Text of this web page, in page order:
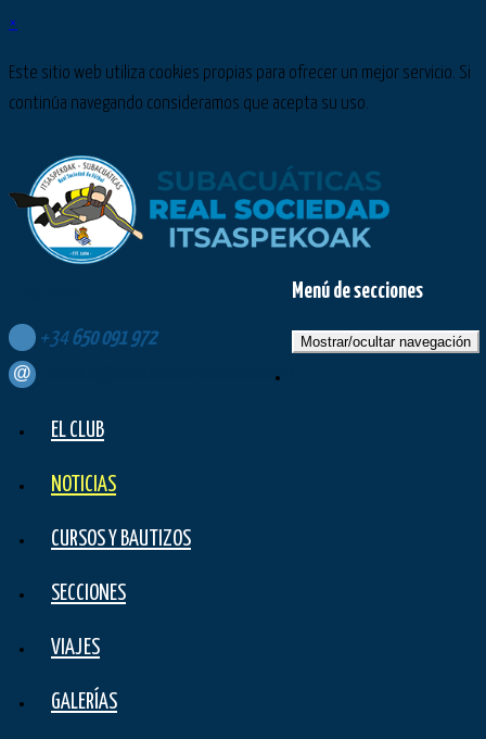
×
Este sitio web utiliza cookies propias para ofrecer un mejor servicio. Si
continúa navegando consideramos que acepta su uso.
+34 650 091 972
contacto@subacuaticasrealsociedad.com
Menú de secciones
Mostrar/ocultar navegación
EL CLUB
NOTICIAS
CURSOS Y BAUTIZOS
SECCIONES
VIAJES
GALERÍAS